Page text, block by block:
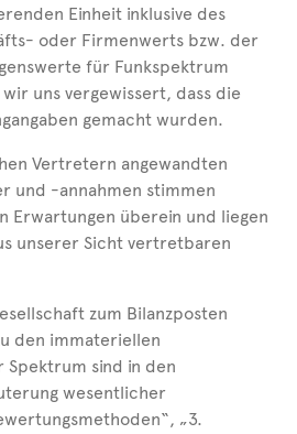
Einheit inklusive des
oder Firmenwerts bzw. der
für Funkspektrum
uns vergewissert, dass die
gemacht wurden.
Vertretern angewandten
und -annahmen stimmen
Erwartungen überein und liegen
unserer Sicht vertretbaren
zum Bilanzposten
den immateriellen
sind in den
wesentlicher
„3.